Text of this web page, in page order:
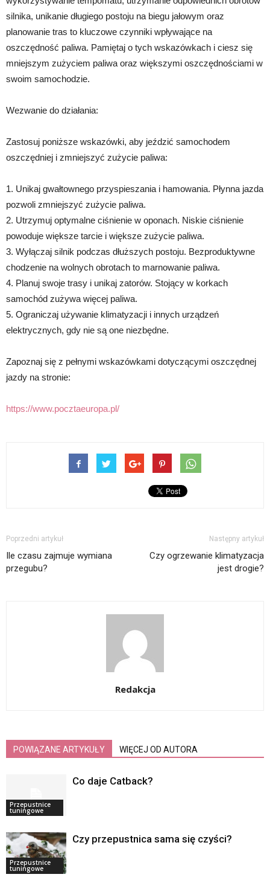
silnika, unikanie długiego postoju na biegu jałowym oraz
planowanie tras to kluczowe czynniki wpływające na
oszczędność paliwa. Pamiętaj o tych wskazówkach i ciesz się
mniejszym zużyciem paliwa oraz większymi oszczędnościami w
swoim samochodzie.
Wezwanie do działania:
Zastosuj poniższe wskazówki, aby jeździć samochodem
oszczędniej i zmniejszyć zużycie paliwa:
1. Unikaj gwałtownego przyspieszania i hamowania. Płynna jazda
pozwoli zmniejszyć zużycie paliwa.
2. Utrzymuj optymalne ciśnienie w oponach. Niskie ciśnienie
powoduje większe tarcie i większe zużycie paliwa.
3. Wyłączaj silnik podczas dłuższych postoju. Bezproduktywne
chodzenie na wolnych obrotach to marnowanie paliwa.
4. Planuj swoje trasy i unikaj zatorów. Stojący w korkach
samochód zużywa więcej paliwa.
5. Ograniczaj używanie klimatyzacji i innych urządzeń
elektrycznych, gdy nie są one niezbędne.
Zapoznaj się z pełnymi wskazówkami dotyczącymi oszczędnej
jazdy na stronie:
https://www.pocztaeuropa.pl/
Poprzedni artykuł
Ile czasu zajmuje wymiana
przegubu?
Następny artykuł
Czy ogrzewanie klimatyzacja
jest drogie?
Redakcja
POWIĄZANE ARTYKUŁY WIĘCEJ OD AUTORA
Przepustnice
tuningowe
Co daje Catback?
Przepustnice
tuningowe
Czy przepustnica sama się czyści?